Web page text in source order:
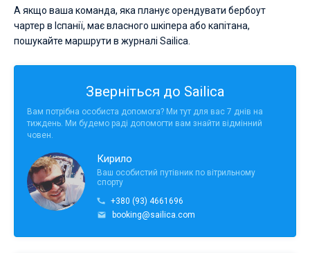
А якщо ваша команда, яка планує орендувати бербоут
чартер в Іспанії, має власного шкіпера або капітана,
пошукайте маршрути в журналі Sailica.
Зверніться до Sailica
Вам потрібна особиста допомога? Ми тут для вас 7 днів на
тиждень. Ми будемо раді допомогти вам знайти відмінний
човен.
Кирило
Ваш особистий путівник по вітрильному
спорту
+380 (93) 4661696
booking@sailica.com